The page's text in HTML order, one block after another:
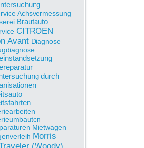
Achsvermessung
Brautauto
CITROEN
Avant Diagnose
durch
Mietwagen
Morris
(Woody)